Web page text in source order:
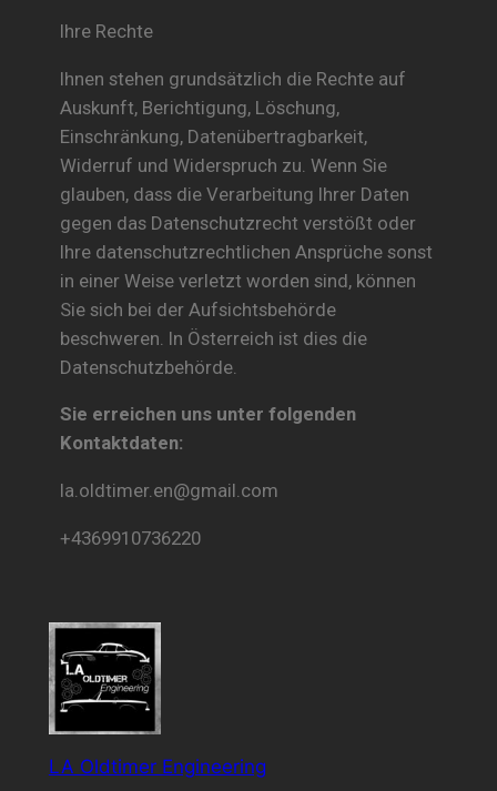
Ihre Rechte
Ihnen stehen grundsätzlich die Rechte auf
Auskunft, Berichtigung, Löschung,
Einschränkung, Datenübertragbarkeit,
Widerruf und Widerspruch zu. Wenn Sie
glauben, dass die Verarbeitung Ihrer Daten
gegen das Datenschutzrecht verstößt oder
Ihre datenschutzrechtlichen Ansprüche sonst
in einer Weise verletzt worden sind, können
Sie sich bei der Aufsichtsbehörde
beschweren. In Österreich ist dies die
Datenschutzbehörde.
Sie erreichen uns unter folgenden
Kontaktdaten:
la.oldtimer.en@gmail.com
+4369910736220
LA Oldtimer Engineering